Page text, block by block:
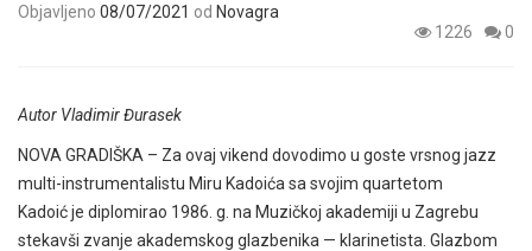
Objavljeno 08/07/2021 od Novagra
1226
0
Autor Vladimir Đurasek
NOVA GRADIŠKA – Za ovaj vikend dovodimo u goste vrsnog jazz
multi-instrumentalistu Miru Kadoića sa svojim quartetom
Kadoić je diplomirao 1986. g. na Muzičkoj akademiji u Zagrebu
stekavši zvanje akademskog glazbenika — klarinetista. Glazbom